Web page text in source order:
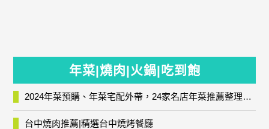
年菜|燒肉|火鍋|吃到飽
2024年菜預購、年菜宅配外帶，24家名店年菜推薦整理，圍爐輕鬆上菜團圓趣
台中燒肉推薦|精選台中燒烤餐廳